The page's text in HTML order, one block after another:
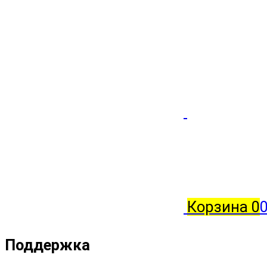
Корзина 0
Поддержка